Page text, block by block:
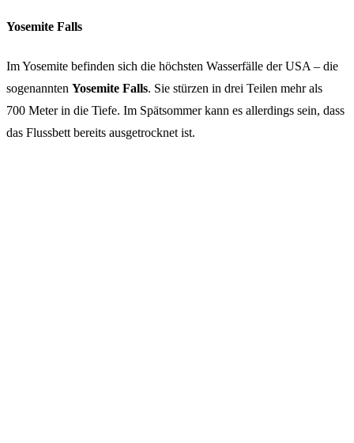
Yosemite Falls
Im Yosemite befinden sich die höchsten Wasserfälle der USA – die
sogenannten Yosemite Falls. Sie stürzen in drei Teilen mehr als
700 Meter in die Tiefe. Im Spätsommer kann es allerdings sein, dass
das Flussbett bereits ausgetrocknet ist.